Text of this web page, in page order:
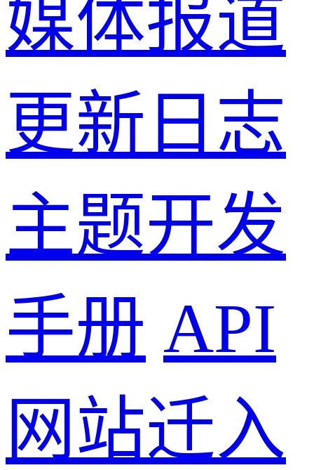
媒体报道
更新日志
主题开发
手册 API
网站迁入